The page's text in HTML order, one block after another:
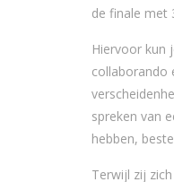
de finale met
Hiervoor kun
collaborando
spreken van
hebben,
Terwijl zij